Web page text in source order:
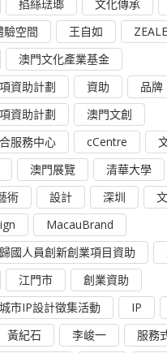
掐絲琺瑯 文化傳承
驗空間
王自如
澳門文化產業基金
資助計劃
資助 品牌
資助計劃
澳門文創
服務中心
cCentre
澳門展覽 清華大學
術 設計 深圳
MacauBrand
國人員創新創業項目資助
江門市
創業資助
市IP設計徵集活動
IP
黃紀石 李峻一
服務